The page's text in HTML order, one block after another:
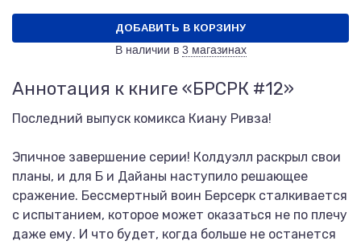
ДОБАВИТЬ В КОРЗИНУ
В наличии в 3 магазинах
Аннотация к книге «БРСРК #12»
Последний выпуск комикса Киану Ривза!
Эпичное завершение серии! Колдуэлл раскрыл свои
планы, и для Б и Дайаны наступило решающее
сражение. Бессмертный воин Берсерк сталкивается
с испытанием, которое может оказаться не по плечу
даже ему. И что будет, когда больше не останется